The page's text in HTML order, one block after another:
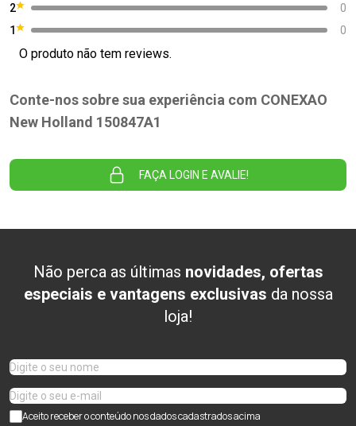
2
0
1
0
O produto não tem reviews.
Conte-nos sobre sua experiência com CONEXAO
New Holland 150847A1
FAÇA LOGIN E AVALIE!
Não perca as últimas novidades, ofertas
especiais e vantagens exclusivas da nossa
loja!
Aceito receber o conteúdo nos dados cadastrados acima